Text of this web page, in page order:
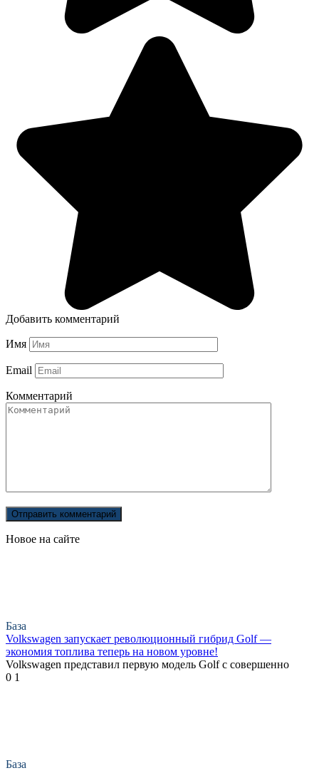
Добавить комментарий
Имя
Email
Комментарий
Новое на сайте
База
Volkswagen запускает революционный гибрид Golf —
экономия топлива теперь на новом уровне!
Volkswagen представил первую модель Golf с совершенно
0 1
База